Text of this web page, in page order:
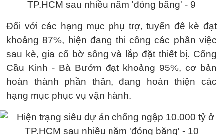
Đối với các hạng mục phụ trợ, tuyến đê kè đạt
khoảng 87%, hiện đang thi công các phần việc
sau kè, gia cố bờ sông và lắp đặt thiết bị. Cống
Cầu Kinh - Bà Bướm đạt khoảng 95%, cơ bản
hoàn thành phần thân, đang hoàn thiện các
hạng mục phục vụ vận hành.